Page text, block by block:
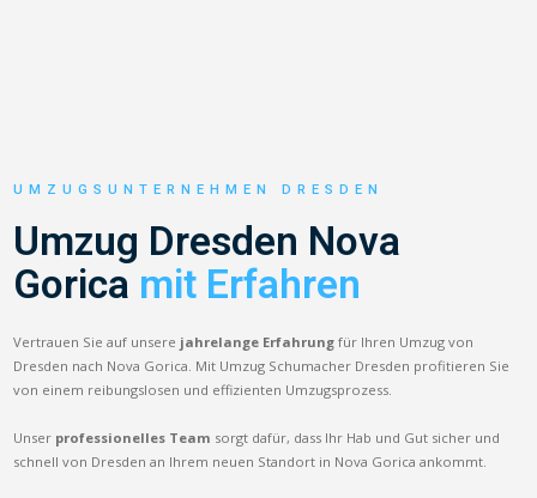
UMZUGSUNTERNEHMEN DRESDEN
Umzug Dresden Nova
Gorica mit Erfahren
Vertrauen Sie auf unsere jahrelange Erfahrung für Ihren Umzug von
Dresden nach Nova Gorica. Mit Umzug Schumacher Dresden profitieren Sie
von einem reibungslosen und effizienten Umzugsprozess.
Unser professionelles Team sorgt dafür, dass Ihr Hab und Gut sicher und
schnell von Dresden an Ihrem neuen Standort in Nova Gorica ankommt.